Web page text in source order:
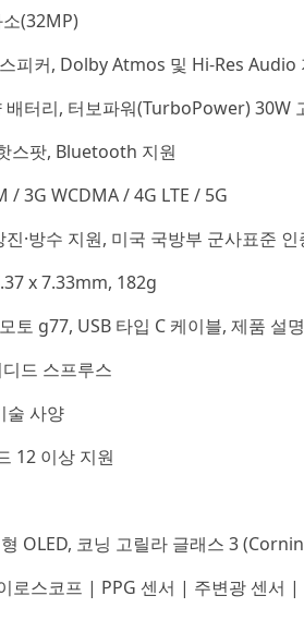
소(32MP)
피커, Dolby Atmos 및 Hi-Res Audio
배터리, 터보파워(TurboPower) 30W
스팟, Bluetooth 지원
/ 3G WCDMA / 4G LTE / 5G
·방수 지원, 미국 국방부 군사표준 인
x 7.33mm, 182g
토 g77, USB 타입 C 케이블, 제품 설
드 스프루스
술 사양
12 이상 지원
OLED, 코닝 고릴라 글래스 3
로스코프 | PPG 센서 | 주변광 센서 |